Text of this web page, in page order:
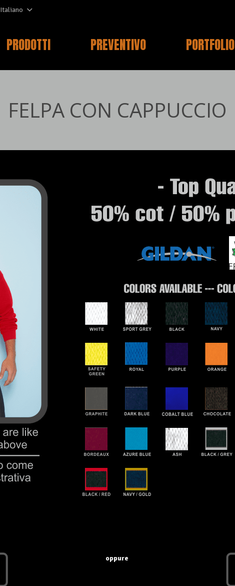
Italiano
PRODOTTI PREVENTIVO PORTFOLIO
FELPA CON CAPPUCCIO
oppure